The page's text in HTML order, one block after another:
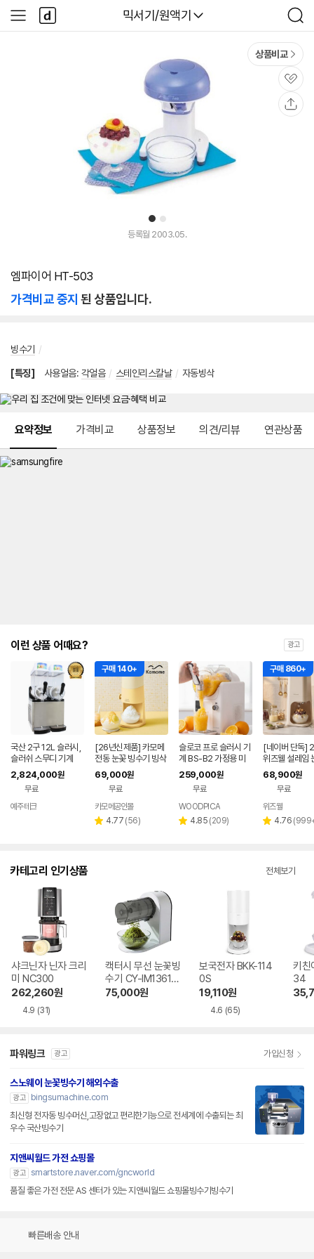
다나와
믹서기/원액기
검
색
사
이
다
나
와
1 2
상품비교
관
심
등록월 2003.05.
엠파이어 HT-503
가격비교 중지 된 상품입니다.
빙수기 /
[특징] 사용얼음: 각얼음 / 스테인리스칼날 / 자동빙삭
요약정보 가격비교 상품정보 의견/리뷰 연관상품
이런 상품 어때요? 광고
국산 2구 12L 슬러시,
슬러쉬 스무디 기계
2,824,000원
무료
예주테크
구매 140+
[26년신제품] 카모메
전동 눈꽃 빙수기 빙삭
기 KAM-SF27B
69,000원
무료
페이
카모메공인몰
별 4.77 리
(56)
슬로코 프로 슬러시 기
계 BS-B2 가정용 미
니 슬러시 메이커 아이
스크림 쉐이크 머신
259,000원
무료
WOODPICA
별 4.85 리
(209)
구매 860+
[네이버 단독]
위즈웰 설레임
수기 팥빙수 기
기 제빙기 우유
68,900원
무료
페이
위즈웰
별 4.76 리
(
카테고리 인기상품 전체보기
샤크닌자 닌자 크리
미 NC300
262,260원
4.9 (31)
캑터시 무선 눈꽃빙
수기 CY-IM1361W
H
75,000원
보국전자 BKK-114
0S
19,110원
4.6 (65)
키친
34
파워링크 광고 가입신청
스노웨이 눈꽃빙수기 해외수출
광고
bingsumachine.com
최신형 전자동 빙수머신,고장없고 편리한기능으로 전세계에 수출되는 최
우수 국산빙수기
지앤씨월드 가전 쇼핑몰
광고 smartstore.naver.com/gncworld
품질 좋은 가전 전문 AS 센터가 있는 지앤씨월드 쇼핑몰빙수기빙수기
빠른배송 안내